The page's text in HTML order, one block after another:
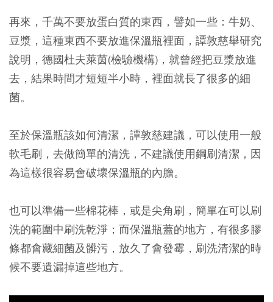
再來，千萬不要放蛋白質的東西，譬如一些：牛奶、
豆漿，這種東西不要放進保溫瓶裡面，譚敦慈舉研究
說明，德國杜夫萊茵(檢驗機構)，就曾經把豆漿放進
去，結果時間才短短半小時，裡面就長了很多的細
菌。
至於保溫瓶該如何清潔，譚敦慈建議，可以使用一般
軟毛刷，去做簡單的清洗，不建議使用鋼刷清潔，因
為這樣很容易會破壞保溫瓶的內膽。
也可以準備一些棉花棒，或是尖角刷，簡單在可以刷
洗的範圍中刷洗乾淨；而保溫瓶蓋的地方，有很多膠
條都會藏細菌及髒污，放久了會發霉，刷洗清潔的時
候不要遺漏掉這些地方。